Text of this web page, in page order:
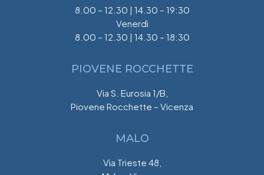
8.00 – 12.30 | 14.30 – 19:30
Venerdì
8.00 – 12.30 | 14.30 – 18:30
PIOVENE ROCCHETTE
Via S. Eurosia 1/B,
Piovene Rocchette – Vicenza
MALO
Via Trieste 48,